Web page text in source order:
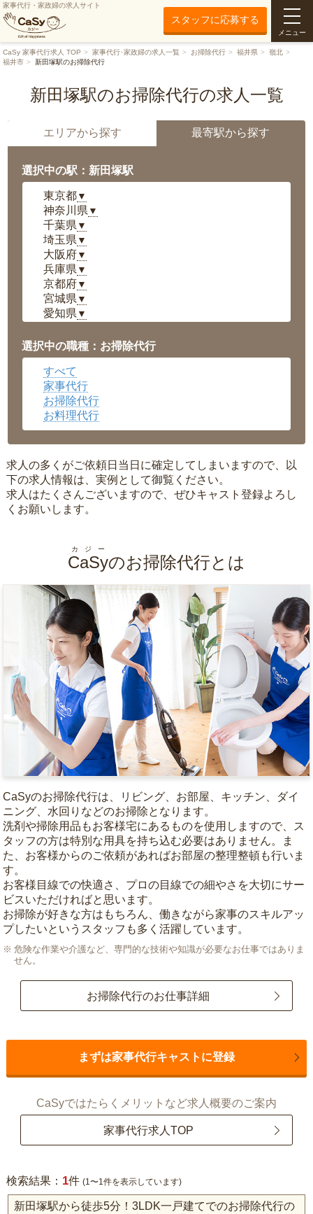
家事代行・家政婦の求人サイト
スタッフに応募する
メニュー
CaSy 家事代行求人 TOP 家事代行･家政婦の求人一覧 お掃除代行 福井県
嶺北
福井市
新田塚駅のお掃除代行
新田塚駅のお掃除代行の求人一覧
エリアから探す 最寄駅から探す
選択中の駅：新田塚駅
東京都▼
神奈川県 ▼
千葉県 ▼
埼玉県 ▼
大阪府▼
兵庫県 ▼
京都府▼
宮城県 ▼
愛知県 ▼
岡山県▼
広島県▼
沖縄県
選択中の職種：お掃除代行
すべて
家事代行
お掃除代行
お料理代行
求人の多くがご依頼日当日に確定してしまいますので、以
下の求人情報は、実例として御覧ください。
求人はたくさんございますので、ぜひキャスト登録よろし
くお願いします。
CaSy
カジー
のお掃除代行とは
CaSyのお掃除代行は、リビング、お部屋、キッチン、ダイ
ニング、水回りなどのお掃除となります。
洗剤や掃除用品もお客様宅にあるものを使用しますので、ス
タッフの方は特別な用具を持ち込む必要はありません。ま
た、お客様からのご依頼があればお部屋の整理整頓も行いま
す。
お客様目線での快適さ、プロの目線での細やさを大切にサー
ビスいただければと思います。
お掃除が好きな方はもちろん、働きながら家事のスキルアッ
プしたいというスタッフも多く活躍しています。
危険な作業や介護など、専門的な技術や知識が必要なお仕事ではありま
せん。
お掃除代行のお仕事詳細
まずは家事代行キャストに登録
CaSyではたらくメリットなど求人概要のご案内
家事代行求人TOP
検索結果： 1件 (1〜1件を表示しています)
新田塚駅から徒歩5分！3LDK一戸建てでのお掃除代行の